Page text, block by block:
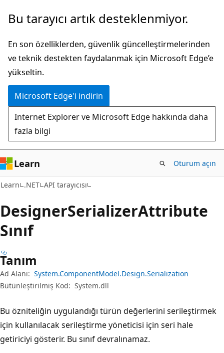
Ana
atla
Sayfa
gezintiye
atla
Bu tarayıcı artık desteklenmiyor.
En son özelliklerden, güvenlik güncelleştirmelerinden
ve teknik destekten faydalanmak için Microsoft Edge’e
yükseltin.
Microsoft Edge'i indirin
Internet Explorer ve Microsoft Edge hakkında daha
fazla bilgi
Learn Oturum açın
Learn .NET API tarayıcısı
DesignerSerializerAttribute
Sınıf
Tanım
Ad Alanı: System.ComponentModel.Design.Serialization
Bütünleştirilmiş Kod: System.dll
Bu özniteliğin uygulandığı türün değerlerini serileştirmek
için kullanılacak serileştirme yöneticisi için seri hale
getiriciyi gösterir. Bu sınıf devralınamaz.